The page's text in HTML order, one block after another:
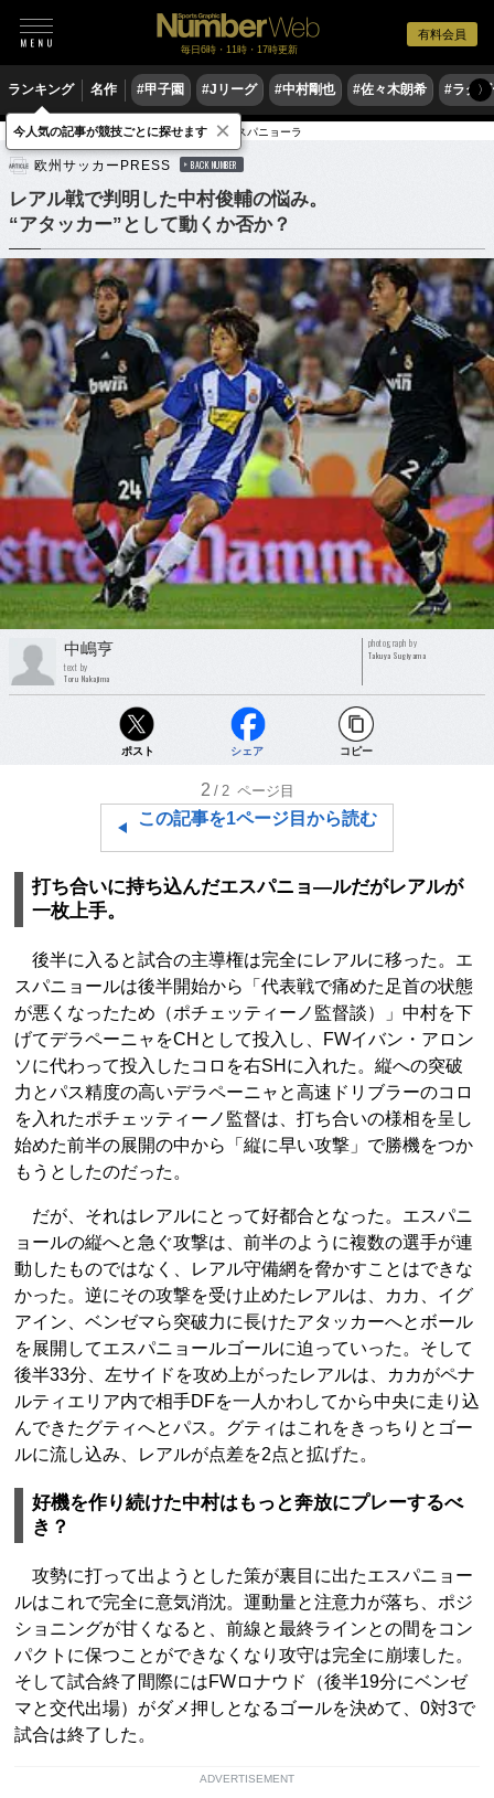
有料会員
毎日6時・11時・17時更新
ランキング 名作 #甲子園 #Jリーグ #中村剛也 #佐々木朗希 #ラグ〉
サッカー 海外サッカー リーガ・エスパニョーラ
欧州サッカーPRESS BACK NUMBER
レアル戦で判明した中村俊輔の悩み。
“アタッカー”として動くか否か？
中嶋亨
text by
Toru Nakajima
photograph by
Takuya Sugiyama
ポスト シェア コピー
2 /2 ページ目
この記事を1ページ目から読む
打ち合いに持ち込んだエスパニョ―ルだがレアルが
一枚上手。
後半に入ると試合の主導権は完全にレアルに移った。エ
スパニョールは後半開始から「代表戦で痛めた足首の状態
が悪くなったため（ポチェッティーノ監督談）」中村を下
げてデラペーニャをCHとして投入し、FWイバン・アロン
ソに代わって投入したコロを右SHに入れた。縦への突破
力とパス精度の高いデラペーニャと高速ドリブラーのコロ
を入れたポチェッティーノ監督は、打ち合いの様相を呈し
始めた前半の展開の中から「縦に早い攻撃」で勝機をつか
もうとしたのだった。
だが、それはレアルにとって好都合となった。エスパニ
ョールの縦へと急ぐ攻撃は、前半のように複数の選手が連
動したものではなく、レアル守備網を脅かすことはできな
かった。逆にその攻撃を受け止めたレアルは、カカ、イグ
アイン、ベンゼマら突破力に長けたアタッカーへとボール
を展開してエスパニョールゴールに迫っていった。そして
後半33分、左サイドを攻め上がったレアルは、カカがペナ
ルティエリア内で相手DFを一人かわしてから中央に走り込
んできたグティへとパス。グティはこれをきっちりとゴー
ルに流し込み、レアルが点差を2点と拡げた。
好機を作り続けた中村はもっと奔放にプレーするべ
き？
攻勢に打って出ようとした策が裏目に出たエスパニョー
ルはこれで完全に意気消沈。運動量と注意力が落ち、ポジ
ショニングが甘くなると、前線と最終ラインとの間をコン
パクトに保つことができなくなり攻守は完全に崩壊した。
そして試合終了間際にはFWロナウド（後半19分にベンゼ
マと交代出場）がダメ押しとなるゴールを決めて、0対3で
試合は終了した。
ADVERTISEMENT
今人気の記事が競技ごとに探せます ×